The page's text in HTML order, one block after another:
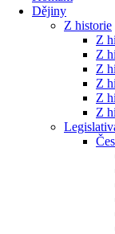
Dějiny
Z historie
Z
Z
Z
Z
Z
Z